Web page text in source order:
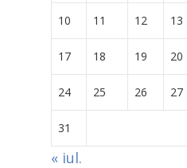
10 11 12 13
17 18 19 20
24 25 26 27
31
« iul.